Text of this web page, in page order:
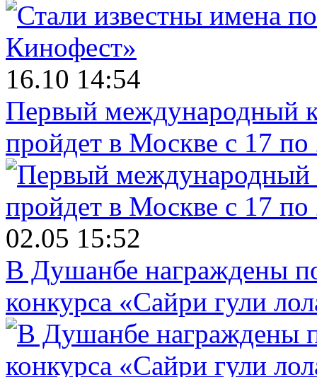
16.10 14:54
Первый международный
пройдет в Москве с 17 по
02.05 15:52
В Душанбе награждены
конкурса «Сайри гули